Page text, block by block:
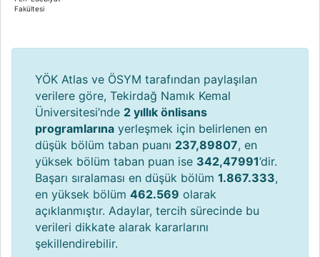
Fakültesi
YÖK Atlas ve ÖSYM tarafından paylaşılan
verilere göre, Tekirdağ Namık Kemal
Üniversitesi’nde 2 yıllık önlisans
programlarına yerleşmek için belirlenen en
düşük bölüm taban puanı 237,89807, en
yüksek bölüm taban puan ise 342,47991’dir.
Başarı sıralaması en düşük bölüm 1.867.333,
en yüksek bölüm 462.569 olarak
açıklanmıştır. Adaylar, tercih sürecinde bu
verileri dikkate alarak kararlarını
şekillendirebilir.